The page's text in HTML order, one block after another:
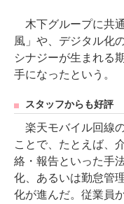
木下グループに共
風」や、デジタル化
シナジーが生まれる
手になったという。
スタッフからも好評
楽天モバイル回線
ことで、たとえば、
絡・報告といった手
化、あるいは勤怠管
化が進んだ。従業員